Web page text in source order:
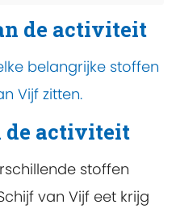
de activiteit
belangrijke stoffen
Vijf zitten.
de activiteit
stoffen
van Vijf eet krijg